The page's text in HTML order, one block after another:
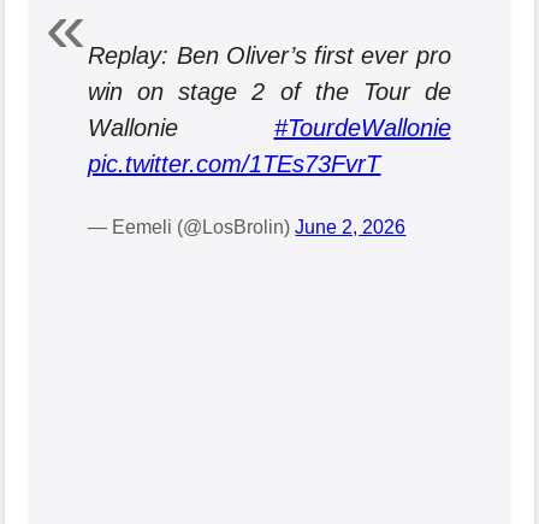
Replay: Ben Oliver’s first ever pro
win on stage 2 of the Tour de
Wallonie #TourdeWallonie
pic.twitter.com/1TEs73FvrT
— Eemeli (@LosBrolin)June 2, 2026